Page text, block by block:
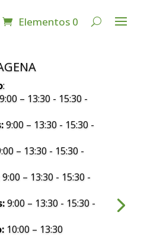
Elementos 0
:
9:00 – 13:30 - 15:30 -
9:00 – 13:30 - 15:30 -
– 13:30 - 15:30 -
9:00 – 13:30 - 15:30 -
9:00 – 13:30 - 15:30 -
10:00 – 13:30